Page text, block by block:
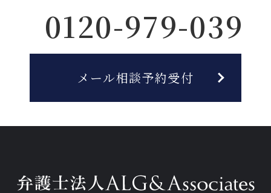
0120-979-039
メール相談予約受付